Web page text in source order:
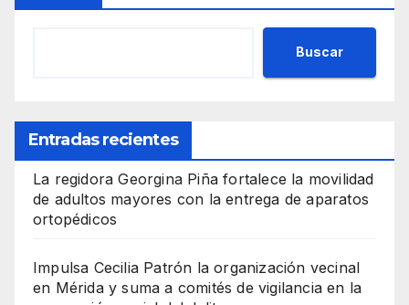
Buscar
Entradas recientes
La regidora Georgina Piña fortalece la movilidad
de adultos mayores con la entrega de aparatos
ortopédicos
Impulsa Cecilia Patrón la organización vecinal
en Mérida y suma a comités de vigilancia en la